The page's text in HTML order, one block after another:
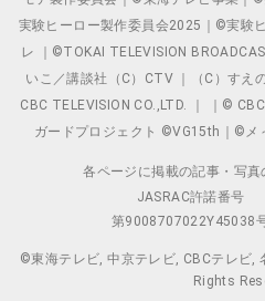
実験ヒーロー製作委員会2025｜©実験
レ ｜©TOKAI TELEVISION
いこ／講談社（C）CTV ｜（C）すえ
CBC TELEVISION CO.,LTD. ｜ ｜©
ガードプロジェクト ©VG15th｜©メ
各ページに掲載の記事・写真
JASRAC許諾番号
第9008707022Y45038
©東海テレビ, 中京テレビ, CBCテレビ,
Rights